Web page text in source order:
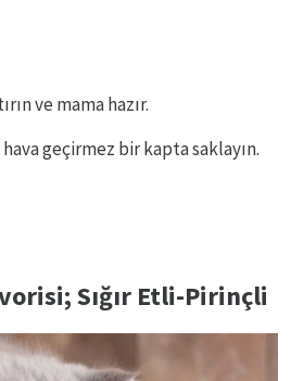
ve mama hazır.
geçirmez bir kapta saklayın.
Sığır Etli-Pirinçli